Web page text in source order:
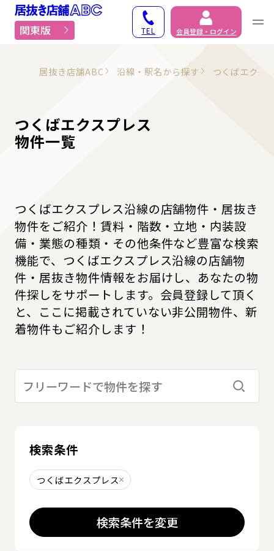
居抜き物件・貸店舗で
関東版 TEL 会員登録・ログイン
居抜き店舗ABC 沿線・駅名から探す つくばエクス
つくばエクスプレス
物件一覧
つくばエクスプレス沿線の店舗物件・居抜き
物件をご紹介！賃料・階数・立地・内装設
備・業態の種類・その他条件など豊富な検索
機能で、つくばエクスプレス沿線の店舗物
件・居抜き物件情報をお届けし、あなたの物
件探しをサポートします。会員登録して頂く
と、ここに掲載されていない非公開物件、新
着物件もご紹介します！
検索す
検索条件
つくばエクスプレス 削除する
検索条件を変更